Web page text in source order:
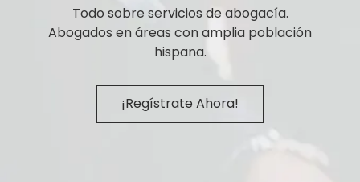
Todo sobre servicios de abogacía.
Abogados en áreas con amplia población
hispana.
¡Regístrate Ahora!